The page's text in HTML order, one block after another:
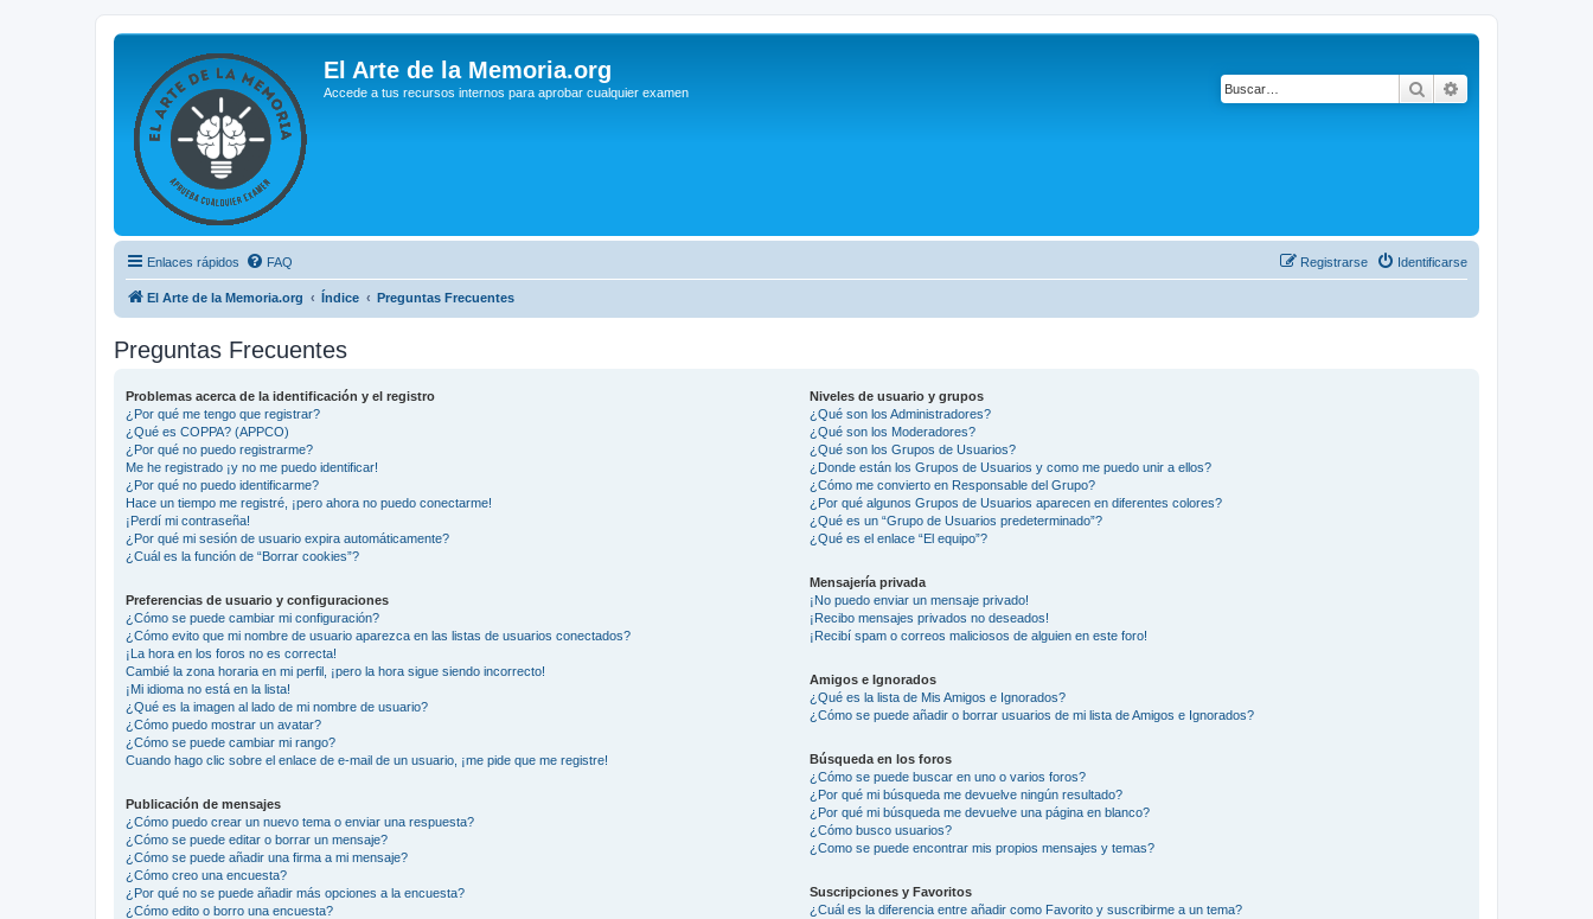
El Arte de la Memoria.org
Accede a tus recursos internos para aprobar cualquier examen Buscar
Enlaces rápidos FAQ Identificarse
Registrarse
El Arte de la Memoria.org Índice Preguntas Frecuentes
Preguntas Frecuentes
Problemas acerca de la identificación y el registro
¿Por qué me tengo que registrar?
¿Qué es COPPA? (APPCO)
¿Por qué no puedo registrarme?
Me he registrado ¡y no me puedo identificar!
¿Por qué no puedo identificarme?
Hace un tiempo me registré, ¡pero ahora no puedo conectarme!
¡Perdí mi contraseña!
¿Por qué mi sesión de usuario expira automáticamente?
¿Cuál es la función de “Borrar cookies”?
Preferencias de usuario y configuraciones
¿Cómo se puede cambiar mi configuración?
¿Cómo evito que mi nombre de usuario aparezca en las listas de usuarios conectados?
¡La hora en los foros no es correcta!
Cambié la zona horaria en mi perfil, ¡pero la hora sigue siendo incorrecto!
¡Mi idioma no está en la lista!
¿Qué es la imagen al lado de mi nombre de usuario?
¿Cómo puedo mostrar un avatar?
¿Cómo se puede cambiar mi rango?
Cuando hago clic sobre el enlace de e-mail de un usuario, ¡me pide que me registre!
Publicación de mensajes
¿Cómo puedo crear un nuevo tema o enviar una respuesta?
¿Cómo se puede editar o borrar un mensaje?
¿Cómo se puede añadir una firma a mi mensaje?
¿Cómo creo una encuesta?
¿Por qué no se puede añadir más opciones a la encuesta?
¿Cómo edito o borro una encuesta?
Niveles de usuario y grupos
¿Qué son los Administradores?
¿Qué son los Moderadores?
¿Qué son los Grupos de Usuarios?
¿Donde están los Grupos de Usuarios y como me puedo unir a ellos?
¿Cómo me convierto en Responsable del Grupo?
¿Por qué algunos Grupos de Usuarios aparecen en diferentes colores?
¿Qué es un “Grupo de Usuarios predeterminado”?
¿Qué es el enlace “El equipo”?
Mensajería privada
¡No puedo enviar un mensaje privado!
¡Recibo mensajes privados no deseados!
¡Recibí spam o correos maliciosos de alguien en este foro!
Amigos e Ignorados
¿Qué es la lista de Mis Amigos e Ignorados?
¿Cómo se puede añadir o borrar usuarios de mi lista de Amigos e Ignorados?
Búsqueda en los foros
¿Cómo se puede buscar en uno o varios foros?
¿Por qué mi búsqueda me devuelve ningún resultado?
¿Por qué mi búsqueda me devuelve una página en blanco?
¿Cómo busco usuarios?
¿Como se puede encontrar mis propios mensajes y temas?
Suscripciones y Favoritos
¿Cuál es la diferencia entre añadir como Favorito y suscribirme a un tema?